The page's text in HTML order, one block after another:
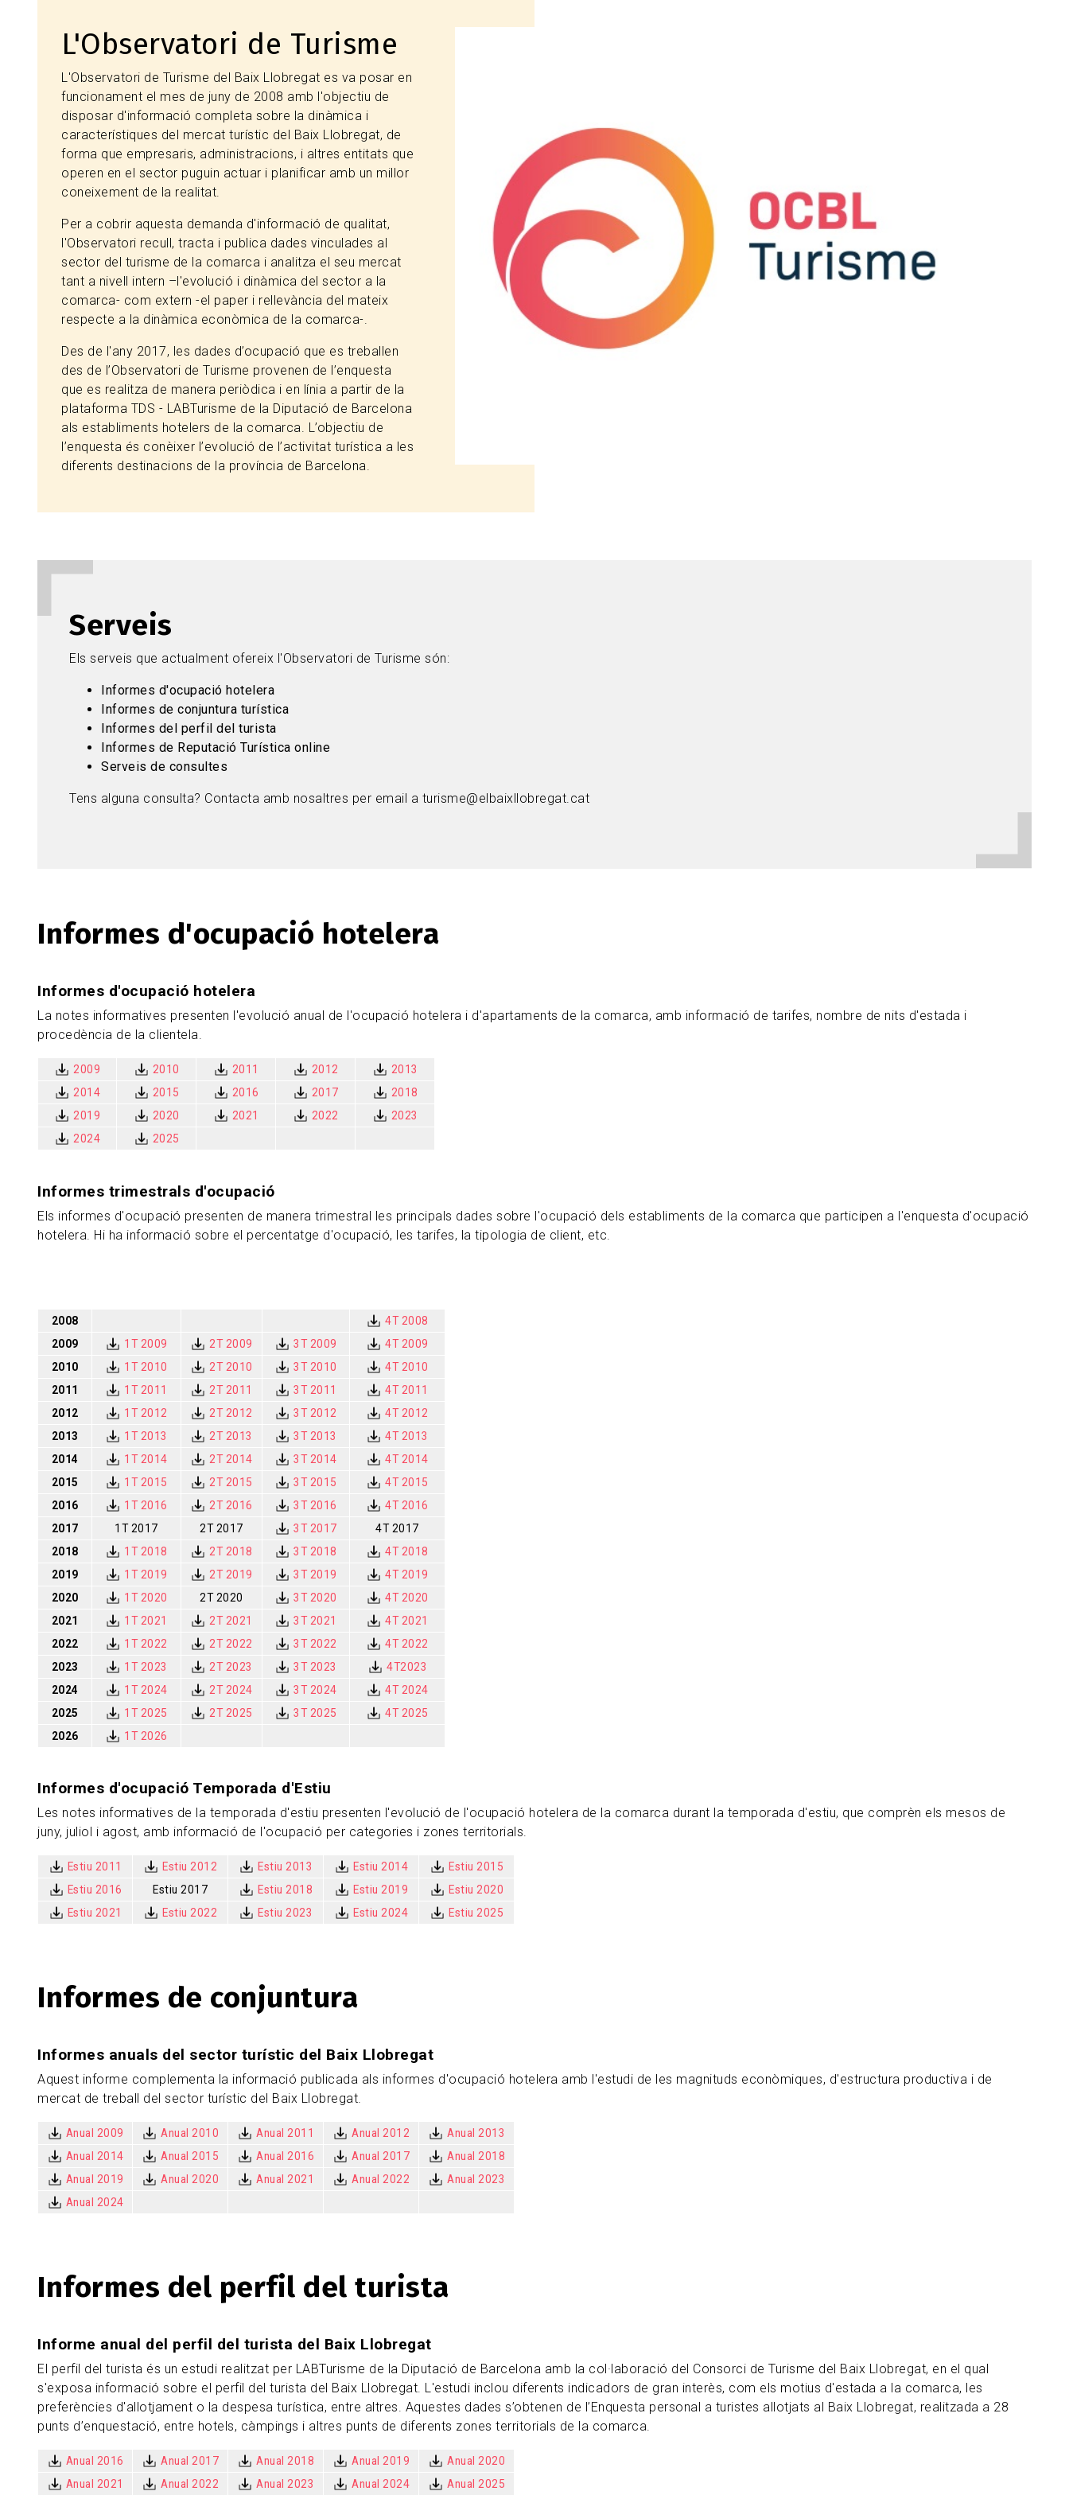
L'Observatori de Turisme
L'Observatori de Turisme del Baix Llobregat es va posar en
funcionament el mes de juny de 2008 amb l'objectiu de
disposar d'informació completa sobre la dinàmica i
característiques del mercat turístic del Baix Llobregat, de
forma que empresaris, administracions, i altres entitats que
operen en el sector puguin actuar i planificar amb un millor
coneixement de la realitat.
Per a cobrir aquesta demanda d'informació de qualitat,
l'Observatori recull, tracta i publica dades vinculades al
sector del turisme de la comarca i analitza el seu mercat
tant a nivell intern –l'evolució i dinàmica del sector a la
comarca- com extern -el paper i rellevància del mateix
respecte a la dinàmica econòmica de la comarca-.
Des de l'any 2017, les dades d’ocupació que es treballen
des de l’Observatori de Turisme provenen de l’enquesta
que es realitza de manera periòdica i en línia a partir de la
plataforma TDS - LABTurisme de la Diputació de Barcelona
als establiments hotelers de la comarca. L’objectiu de
l’enquesta és conèixer l’evolució de l’activitat turística a les
diferents destinacions de la província de Barcelona.
Serveis
Els serveis que actualment ofereix l'Observatori de Turisme són:
Informes d'ocupació hotelera
Informes de conjuntura turística
Informes del perfil del turista
Informes de Reputació Turística online
Serveis de consultes
Tens alguna consulta? Contacta amb nosaltres per email a turisme@elbaixllobregat.cat
Informes d'ocupació hotelera
Informes d'ocupació hotelera
La notes informatives presenten l'evolució anual de l'ocupació hotelera i d'apartaments de la comarca, amb informació de tarifes, nombre de nits d'estada i
procedència de la clientela.
2009 2010 2011 2012
2013
2014
2015 2016 2017
2018
2019
2020 2021 2022
2023
2024
2025
Informes trimestrals d'ocupació
Els informes d'ocupació presenten de manera trimestral les principals dades sobre l'ocupació dels establiments de la comarca que participen a l'enquesta d'ocupació
hotelera. Hi ha informació sobre el percentatge d'ocupació, les tarifes, la tipologia de client, etc.
2008
4T 2008
2009
1T 2009 2T 2009 3T 2009
4T 2009
2010
1T 2010 2T 2010 3T 2010
4T 2010
2011
1T 2011 2T 2011 3T 2011
4T 2011
2012
1T 2012 2T 2012 3T 2012
4T 2012
2013
1T 2013 2T 2013 3T 2013
4T 2013
2014
1T 2014 2T 2014 3T 2014
4T 2014
2015
1T 2015 2T 2015 3T 2015
4T 2015
2016
1T 2016 2T 2016 3T 2016
4T 2016
2017
1T 2017 2T 2017 3T 2017
4T 2017
2018
1T 2018 2T 2018 3T 2018
4T 2018
2019
1T 2019 2T 2019 3T 2019
4T 2019
2020
1T 2020 2T 2020 3T 2020
4T 2020
2021
1T 2021 2T 2021 3T 2021
4T 2021
2022
1T 2022 2T 2022 3T 2022
4T 2022
2023
1T 2023 2T 2023 3T 2023
4T2023
2024
1T 2024 2T 2024 3T 2024
4T 2024
2025
1T 2025 2T 2025 3T 2025
4T 2025
2026
1T 2026
Informes d'ocupació Temporada d'Estiu
Les notes informatives de la temporada d'estiu presenten l'evolució de l'ocupació hotelera de la comarca durant la temporada d'estiu, que comprèn els mesos de
juny, juliol i agost, amb informació de l'ocupació per categories i zones territorials.
Estiu 2011 Estiu 2012 Estiu 2013 Estiu 2014
Estiu 2015
Estiu 2016
Estiu 2017 Estiu 2018 Estiu 2019
Estiu 2020
Estiu 2021
Estiu 2022 Estiu 2023 Estiu 2024 Estiu 2025
Informes de conjuntura
Informes anuals del sector turístic del Baix Llobregat
Aquest informe complementa la informació publicada als informes d'ocupació hotelera amb l'estudi de les magnituds econòmiques, d'estructura productiva i de
mercat de treball del sector turístic del Baix Llobregat.
Anual 2009 Anual 2010 Anual 2011 Anual 2012
Anual 2013
Anual 2014
Anual 2015 Anual 2016 Anual 2017
Anual 2018
Anual 2019
Anual 2020 Anual 2021 Anual 2022
Anual 2023
Anual 2024
Informes del perfil del turista
Informe anual del perfil del turista del Baix Llobregat
El perfil del turista és un estudi realitzat per LABTurisme de la Diputació de Barcelona amb la col·laboració del Consorci de Turisme del Baix Llobregat, en el qual
s'exposa informació sobre el perfil del turista del Baix Llobregat. L'estudi inclou diferents indicadors de gran interès, com els motius d'estada a la comarca, les
preferències d'allotjament o la despesa turística, entre altres. Aquestes dades s’obtenen de l’Enquesta personal a turistes allotjats al Baix Llobregat, realitzada a 28
punts d’enquestació, entre hotels, càmpings i altres punts de diferents zones territorials de la comarca.
Anual 2016 Anual 2017 Anual 2018 Anual 2019
Anual 2020
Anual 2021
Anual 2022 Anual 2023 Anual 2024 Anual 2025